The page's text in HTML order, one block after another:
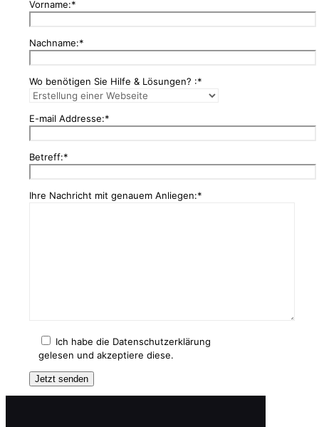
Vorname:*
Nachname:*
Wo benötigen Sie Hilfe & Lösungen? :*
E-mail Addresse:*
Betreff:*
Ihre Nachricht mit genauem Anliegen:*
Ich habe die Datenschutzerklärung
gelesen und akzeptiere diese.